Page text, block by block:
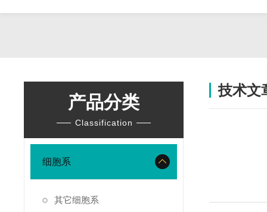
产品分类
Classification
细胞系
其它细胞系
技术文